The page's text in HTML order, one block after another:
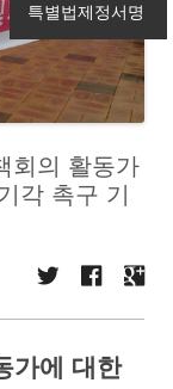
회의 활동가
각 촉구 기
가에 대한
특별법제정서명